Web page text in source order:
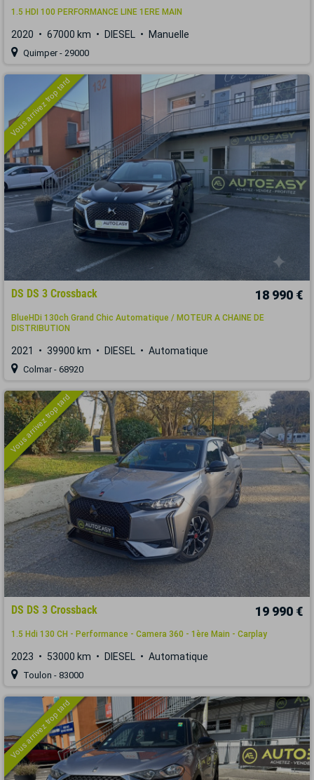
1.5 HDI 100 PERFORMANCE LINE 1ERE MAIN
2020 67000 km DIESEL Manuelle
Quimper - 29000
Vous arrivez trop tard
DS DS 3 Crossback 18 990 €
BlueHDi 130ch Grand Chic Automatique / MOTEUR A CHAINE DE
DISTRIBUTION
2021 39900 km DIESEL Automatique
Colmar - 68920
Vous arrivez trop tard
DS DS 3 Crossback 19 990 €
1.5 Hdi 130 CH - Performance - Camera 360 - 1ère Main - Carplay
2023 53000 km DIESEL Automatique
Toulon - 83000
Vous arrivez trop tard